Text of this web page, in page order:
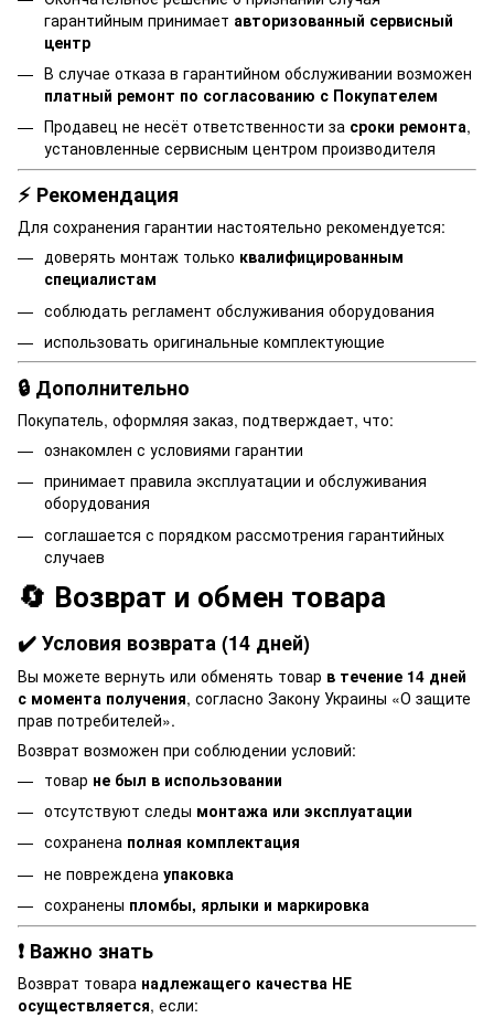
гарантийным принимает авторизованный сервисный
центр
В случае отказа в гарантийном обслуживании возможен
платный ремонт по согласованию с Покупателем
Продавец не несёт ответственности за сроки ремонта,
установленные сервисным центром производителя
⚡ Рекомендация
Для сохранения гарантии настоятельно рекомендуется:
доверять монтаж только квалифицированным
специалистам
соблюдать регламент обслуживания оборудования
использовать оригинальные комплектующие
🔒 Дополнительно
Покупатель, оформляя заказ, подтверждает, что:
ознакомлен с условиями гарантии
принимает правила эксплуатации и обслуживания
оборудования
соглашается с порядком рассмотрения гарантийных
случаев
🔄 Возврат и обмен товара
✔️ Условия возврата (14 дней)
Вы можете вернуть или обменять товар в течение 14 дней
с момента получения, согласно Закону Украины «О защите
прав потребителей».
Возврат возможен при соблюдении условий:
товар не был в использовании
отсутствуют следы монтажа или эксплуатации
сохранена полная комплектация
не повреждена упаковка
сохранены пломбы, ярлыки и маркировка
❗ Важно знать
Возврат товара надлежащего качества НЕ
осуществляется, если: